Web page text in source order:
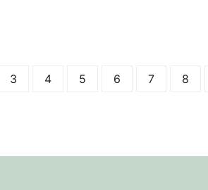
3 4 5 6 7 8